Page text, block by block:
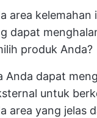
area kelemahan
dapat
produk Anda?
Anda dapat
untuk
area yang jelas